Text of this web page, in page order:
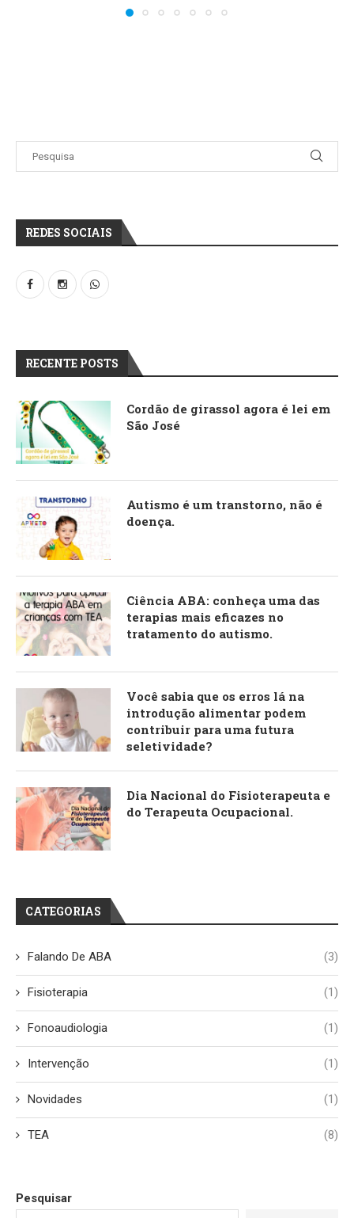
REDES SOCIAIS
RECENTE POSTS
Cordão de girassol agora é lei em
São José
Autismo é um transtorno, não é
doença.
Ciência ABA: conheça uma das
terapias mais eficazes no
tratamento do autismo.
Você sabia que os erros lá na
introdução alimentar podem
contribuir para uma futura
seletividade?
Dia Nacional do Fisioterapeuta e
do Terapeuta Ocupacional.
CATEGORIAS
Falando De ABA (3)
Fisioterapia (1)
Fonoaudiologia (1)
Intervenção (1)
Novidades (1)
TEA (8)
Pesquisar